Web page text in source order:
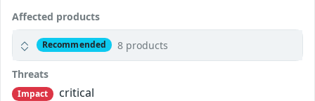
Affected products
Recommended 8 products
Threats
Impact
critical